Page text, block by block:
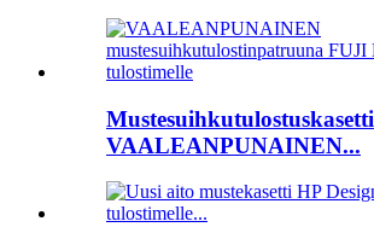
Mustesuihkutulostuskasetti
VAALEANPUNAINEN...